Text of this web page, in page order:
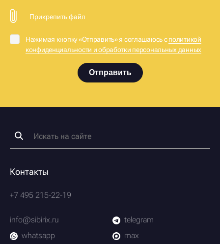
Прикрепить файл
Нажимая кнопку «Отправить» я соглашаюсь сполитикой
конфиденциальности и обработки персональных данных
Отправить
Контакты
+7 495 215-22-19
info@sibirix.ru
telegram
whatsapp
max